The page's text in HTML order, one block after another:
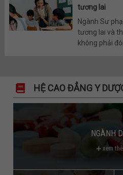
tương lai
Ngành Sư
tương lai và
không phải
HỆ CAO ĐẲNG Y
NGÀNH
xem